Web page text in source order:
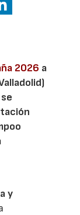
2026 a
y